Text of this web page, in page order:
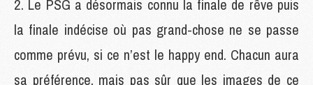
Le PSG a désormais connu la finale de rêve puis
la finale indécise où pas grand-chose ne se passe
comme prévu, si ce n’est le happy end. Chacun aura
sa préférence, mais pas sûr que les images de ce